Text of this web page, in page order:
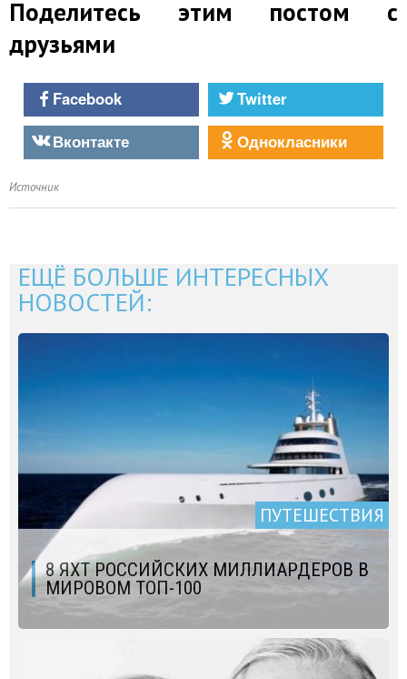
Поделитесь этим постом с
друзьями
Facebook
Twitter
Вконтакте
Однокласники
Источник
ЕЩЁ БОЛЬШЕ ИНТЕРЕСНЫХ
НОВОСТЕЙ:
ПУТЕШЕСТВИЯ
8 ЯХТ РОССИЙСКИХ МИЛЛИАРДЕРОВ В
МИРОВОМ ТОП-100